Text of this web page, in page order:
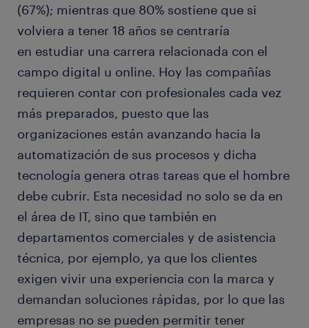
(67%); mientras que 80% sostiene que si
volviera a tener 18 años se centraría
en estudiar una carrera relacionada con el
campo digital u online. Hoy las compañías
requieren contar con profesionales cada vez
más preparados, puesto que las
organizaciones están avanzando hacia la
automatización de sus procesos y dicha
tecnología genera otras tareas que el hombre
debe cubrir. Esta necesidad no solo se da en
el área de IT, sino que también en
departamentos comerciales y de asistencia
técnica, por ejemplo, ya que los clientes
exigen vivir una experiencia con la marca y
demandan soluciones rápidas, por lo que las
empresas no se pueden permitir tener